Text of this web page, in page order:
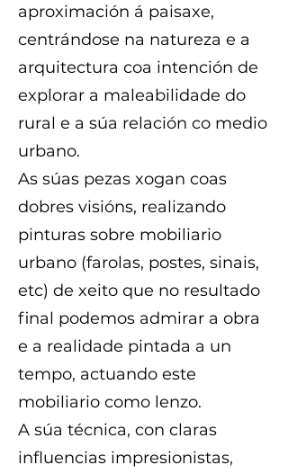
aproximación á paisaxe,
centrándose na natureza e a
arquitectura coa intención de
explorar a maleabilidade do
rural e a súa relación co medio
urbano.
As súas pezas xogan coas
dobres visións, realizando
pinturas sobre mobiliario
urbano (farolas, postes, sinais,
etc) de xeito que no resultado
final podemos admirar a obra
e a realidade pintada a un
tempo, actuando este
mobiliario como lenzo.
A súa técnica, con claras
influencias impresionistas,